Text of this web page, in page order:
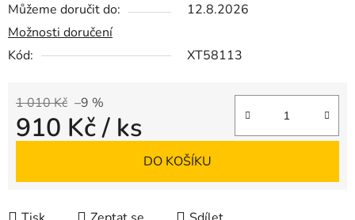
Můžeme doručit do:
12.8.2026
Možnosti doručení
Kód:
XT58113
1 010 Kč –9 %
910 Kč/ ks
DO KOŠÍKU